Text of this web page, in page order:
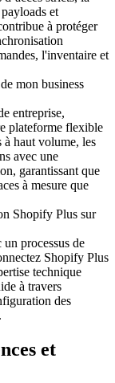
et
à protéger
l'inventaire et
mon business
entreprise,
plateforme flexible
à haut volume, les
avec une
garantissant que
à mesure que
Shopify Plus sur
processus de
Shopify Plus
technique
à travers
des
et